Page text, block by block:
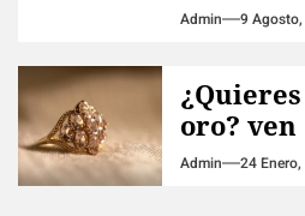
Admin 9
oro?
Admin 24